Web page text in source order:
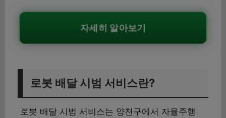
자세히 알아보기
로봇 배달 시범 서비스란?
로봇 배달 시범 서비스는 양천구에서 자율주행